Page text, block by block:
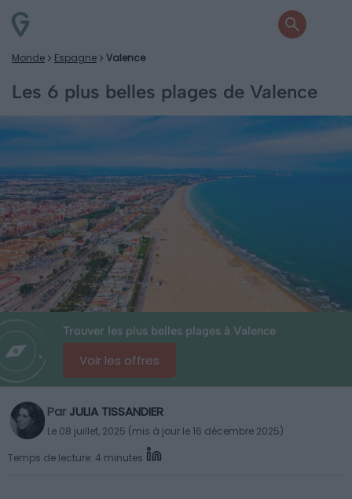
Monde Espagne Valence
Les 6 plus belles plages de Valence
Trouver les plus belles plages à Valence
Voir les offres
Par JULIA TISSANDIER
Le 08 juillet, 2025 (mis à jour le 16 décembre 2025)
Temps de lecture: 4 minutes